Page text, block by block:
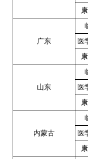
广东
医
山东
医
内蒙古
医